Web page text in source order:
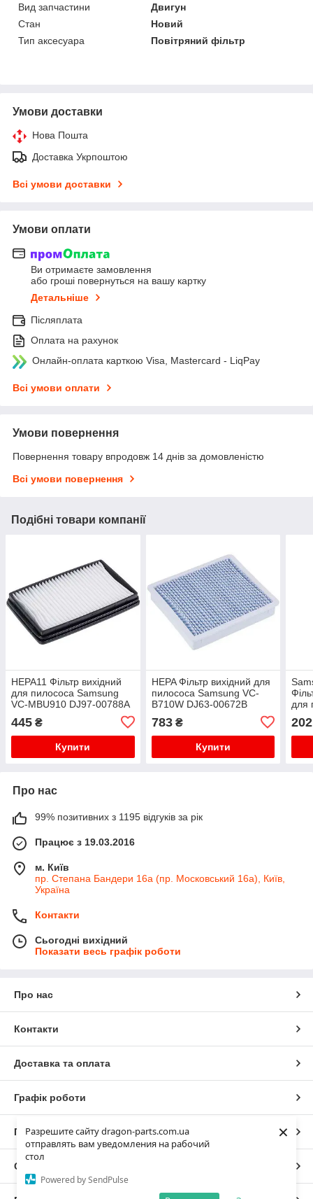
Разрешите сайту dragon-parts.com.ua
отправлять вам уведомления на рабочий
стол
Powered by SendPulse
×
Вид запчастини
Двигун
Стан
Новий
Тип аксесуара
Повітряний фільтр
Умови доставки
Нова Пошта
Доставка Укрпоштою
Всі умови доставки
Умови оплати
Ви отримаєте замовлення
або гроші повернуться на вашу картку
Детальніше
Післяплата
Оплата на рахунок
Онлайн-оплата карткою Visa, Mastercard - LiqPay
Всі умови оплати
Умови повернення
Повернення товару впродовж 14 днів за домовленістю
Всі умови повернення
Подібні товари компанії
HEPA11 Фільтр вихідний
для пилососа Samsung
VC-MBU910 DJ97-00788A
445 ₴
Купити
HEPA Фільтр вихідний для
пилососа Samsung VC-
B710W DJ63-00672B
783₴
Купити
для
202
Про нас
99% позитивних з 1195 відгуків за рік
Працює з 19.03.2016
м. Київ
пр. Степана Бандери 16а (пр. Московський 16а), Київ,
Україна
Контакти
Сьогодні вихідний
Показати весь графік роботи
Про нас
Контакти
Доставка та оплата
Графік роботи
Повна версія сайту
Сайт створено на маркетплейсі